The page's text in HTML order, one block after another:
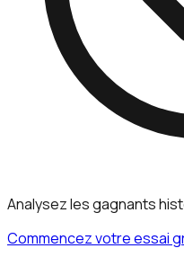
Analysez les gagnants
Commencez votre essai